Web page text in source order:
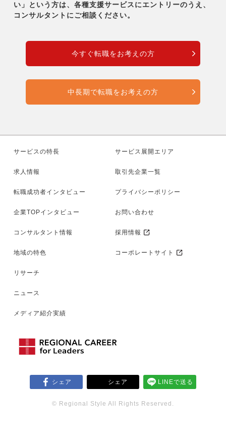
い」という方は、各種支援サービスにエントリーのうえ、
コンサルタントにご相談ください。
今すぐ転職をお考えの方
中長期で転職をお考えの方
サービスの特長
求人情報
転職成功者インタビュー
企業TOPインタビュー
コンサルタント情報
地域の特色
リサーチ
ニュース
メディア紹介実績
サービス展開エリア
取引先企業一覧
プライバシーポリシー
お問い合わせ
採用情報
コーポレートサイト
シェア シェア LINEで送る
© Regional Style All Rights Reserved.